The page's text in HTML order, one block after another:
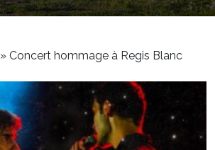
» Concert hommage à Regis Blanc